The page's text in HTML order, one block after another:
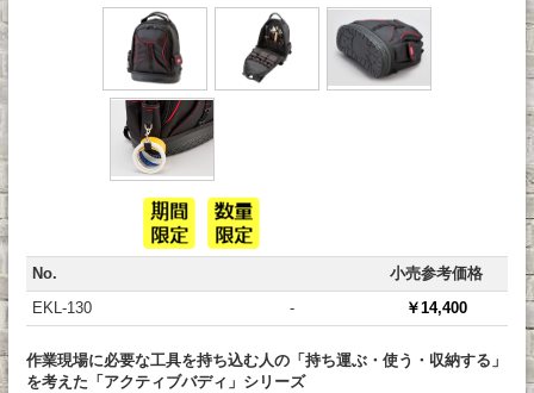
No.
小売参考価格
EKL-130
- ￥14,400
作業現場に必要な工具を持ち込む人の「持ち運ぶ・使う・収納する」
を考えた「アクティブバディ」シリーズ